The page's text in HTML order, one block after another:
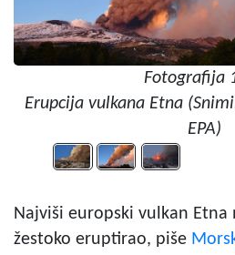
Fotografija
Erupcija vulkana Etna
EPA)
Najviši europski vulkan Etna
žestoko eruptirao, piše